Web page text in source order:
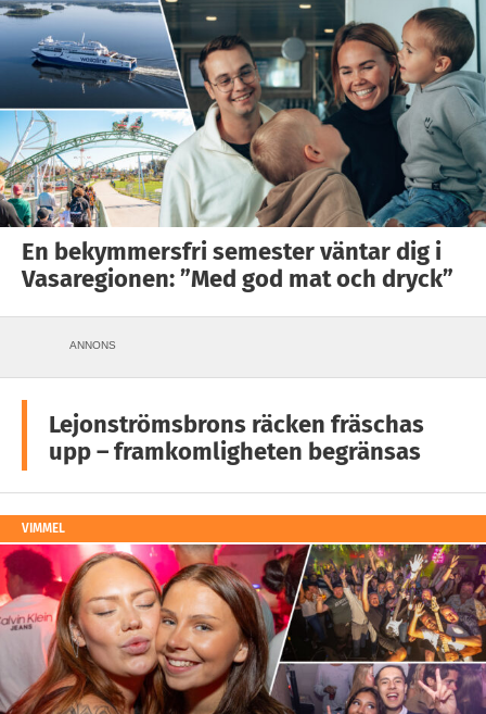
En bekymmersfri semester väntar dig i
Vasaregionen: ”Med god mat och dryck”
ANNONS
Lejonströmsbrons räcken fräschas
upp – framkomligheten begränsas
VIMMEL